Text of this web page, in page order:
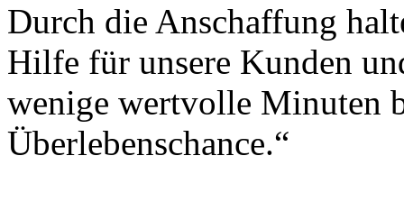
Durch die Anschaffung
Hilfe für unsere Kunden
wenige wertvolle Minuten
Überlebenschance.“